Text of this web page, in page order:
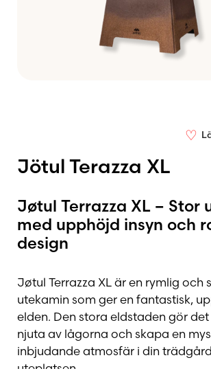
♡
Jötul Terazza XL
Jøtul Terrazza XL – Stor
med upphöjd insyn och
design
Jøtul Terrazza XL är en rymlig och
utekamin som ger en fantastisk,
elden. Den stora eldstaden gör
njuta av lågorna och skapa en
inbjudande atmosfär i din
uteplatsen.